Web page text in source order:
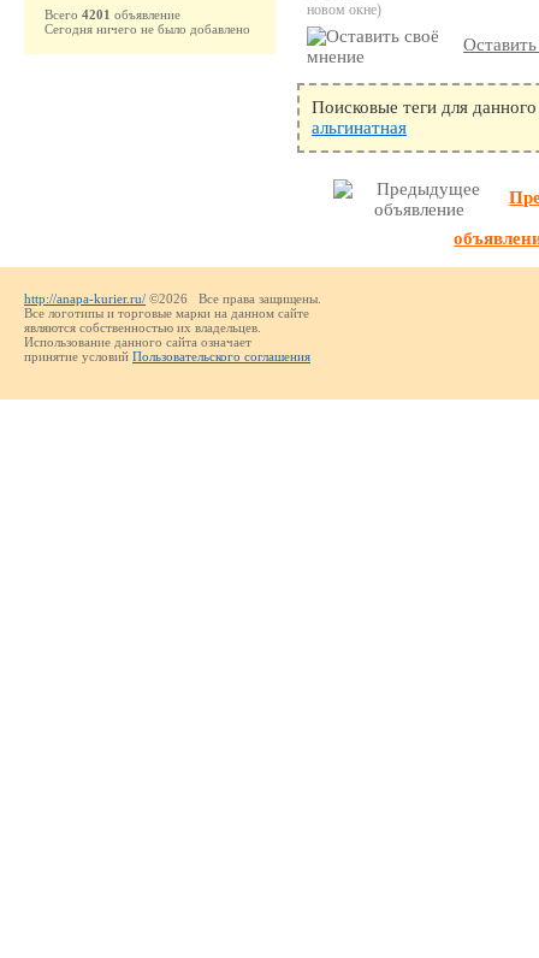
новом окне)
Поисковые теги для
альгинатная
Всего 4201 объявление
Сегодня ничего не было добавлено
http://anapa-kurier.ru/ ©2026 Все права защищены.
Все логотипы и торговые марки на данном сайте
являются собственностью их владельцев.
Использование данного сайта означает
принятие условий Пользовательского соглашения